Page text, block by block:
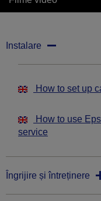
Instalare
How to set up
How to use
service
Îngrijire și întreținere